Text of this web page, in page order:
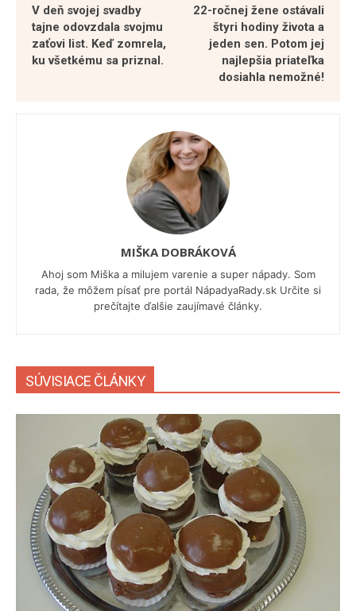
V deň svojej svadby
tajne odovzdala svojmu
zaťovi list. Keď zomrela,
ku všetkému sa priznal.
22-ročnej žene ostávali
štyri hodiny života a
jeden sen. Potom jej
najlepšia priateľka
dosiahla nemožné!
MIŠKA DOBRÁKOVÁ
Ahoj som Miška a milujem varenie a super nápady. Som
rada, že môžem písať pre portál NápadyaRady.sk Určite si
prečítajte ďalšie zaujímavé články.
SÚVISIACE ČLÁNKY